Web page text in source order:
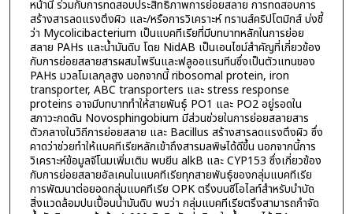
หน้านี้ ร่วมกับการทดสอบประสิทธิภาพการย่อยสลาย การทดสอบการ
สร้างสารลดแรงตึงผิว และ/หรือการวิเคราะห์ ทรานส์คริปโตมิกส์ บ่งชี้
ว่า Mycolicibacterium เป็นแบคทีเรียที่มีบทบาทหลักในการย่อย
สลาย PAHs และน้ำมันดิบ โดย NidAB เป็นเอนไซม์สำคัญที่เกี่ยวข้อง
กับการย่อยสลายสารผสมไพรีนและฟลูออแรนทีนซึ่งเป็นตัวแทนของ
PAHs มวลโมเลกุลสูง นอกจากนี้ ribosomal protein, iron
transporter, ABC transporters และ stress response
proteins อาจมีบทบาททำให้สายพันธุ์ PO1 และ PO2 อยู่รอดใน
สภาวะกดดัน Novosphingobium มีส่วนช่วยในการย่อยสลายสาร
ตัวกลางในวิถีการย่อยสลาย และ Bacillus สร้างสารลดแรงตึงผิว ซึ่ง
คาดว่าช่วยทำให้แบคทีเรียหลักเข้าถึงสารมลพิษได้ดีขึ้น นอกจากนี้การ
วิเคราะห์ข้อมูลจีโนมเพิ่มเติม พบยีน alkB และ CYP153 ซึ่งเกี่ยวข้อง
กับการย่อยสลายอัลเคนในแบคทีเรียทุกสายพันธุ์ของกลุ่มแบคทีเรีย
การพัฒนาต่อยอดกลุ่มแบคทีเรีย OPK ตรึงบนซีโอไลท์สำหรับบำบัด
สิ่งแวดล้อมปนเปื้อนน้ำมันดิบ พบว่า กลุ่มแบคทีเรียตรึงสามารถกำจัด